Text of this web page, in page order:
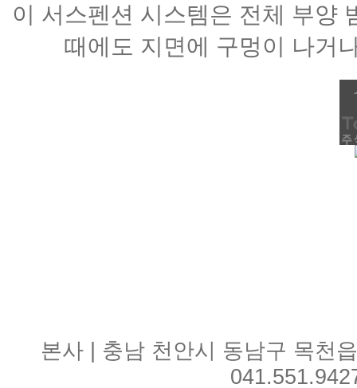
이 서스펜션 시스템은 전체 부양
때에도 지면에 구멍이 나거
본사 | 충남 천안시 동남구 목천